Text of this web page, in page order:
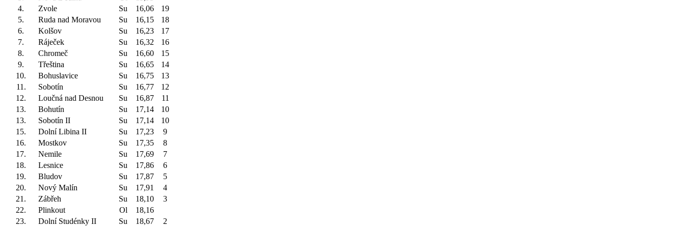
4.
Zvole Su 16,06
19
5.
Ruda nad Moravou Su 16,15
18
6.
Kolšov Su 16,23
17
7.
Ráječek Su 16,32
16
8.
Chromeč Su 16,60
15
9.
Třeština Su 16,65
14
10.
Bohuslavice Su 16,75
13
11.
Sobotín Su 16,77
12
12.
Loučná nad Desnou Su 16,87
11
13.
Bohutín Su 17,14
10
13.
Sobotín II Su 17,14
10
15.
Dolní Libina II Su 17,23
9
16.
Mostkov Su 17,35
8
17.
Nemile Su 17,69
7
18.
Lesnice Su 17,86
6
19.
Bludov Su 17,87
5
20.
Nový Malín Su 17,91
4
21.
Zábřeh Su 18,10
3
22.
Plinkout Ol
18,16
23.
Dolní Studénky II Su 18,67
2